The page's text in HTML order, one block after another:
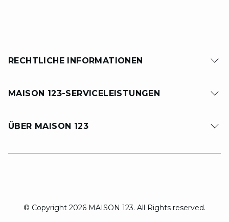
RECHTLICHE INFORMATIONEN
MAISON 123-SERVICELEISTUNGEN
ÜBER MAISON 123
© Copyright 2026 MAISON 123. All Rights reserved.